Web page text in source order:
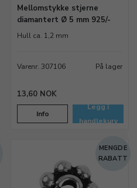
Mellomstykke stjerne
diamantert Ø 5 mm 925/-
Hull ca. 1,2 mm
Varenr. 307106 På lager
13,60 NOK
Info
Legg i
handlekurv
MENGDE
RABATT